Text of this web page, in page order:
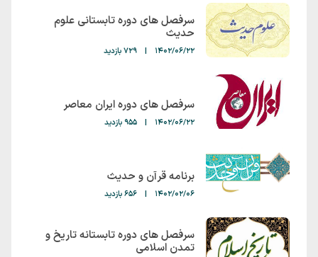
سرفصل های دوره تابستانی علوم
حدیث
1402/06/22
| 729 بازدید
سرفصل های دوره ایران معاصر
1402/06/22
| 955 بازدید
برنامه قرآن و حدیث
1402/02/06
| 656 بازدید
سرفصل های دوره تابستانه تاریخ و
تمدن اسلامی